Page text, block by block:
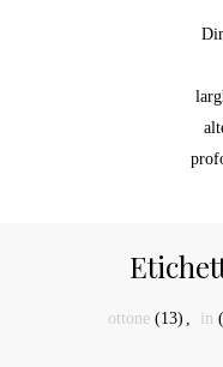
ottone (13) , in